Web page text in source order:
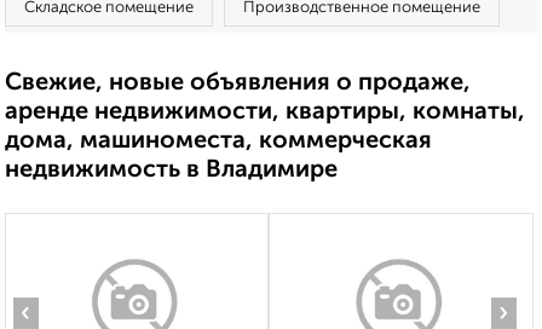
Складское помещение Производственное помещение
Свежие, новые объявления о продаже,
аренде недвижимости, квартиры, комнаты,
дома, машиноместа, коммерческая
недвижимость в Владимире
‹ ›